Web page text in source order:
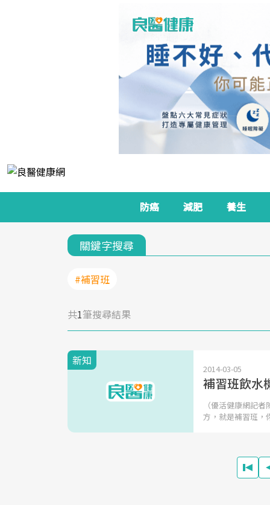
防癌 減肥 養生
關鍵字搜尋
#補習班
共1筆搜尋結果
新知
2014-03-05
補習班飲水
（優活健康網記
方，就是補習班，